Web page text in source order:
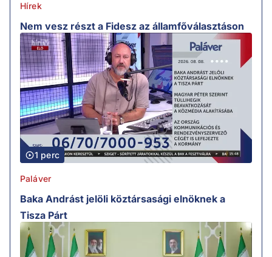
Hírek
Nem vesz részt a Fidesz az államfőválasztáson
1 perc
Paláver
Baka Andrást jelöli köztársasági elnöknek a
Tisza Párt